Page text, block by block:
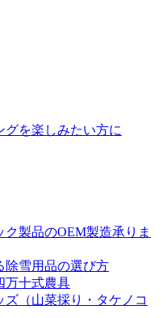
を楽しみたい方に
製品のOEM製造承りま
除雪用品の選び方
万十式農具
（山菜採り・タケノコ